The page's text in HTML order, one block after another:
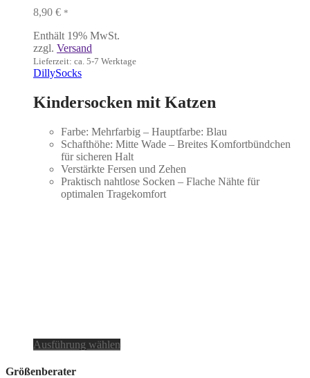
8,90 € *
Enthält 19% MwSt.
zzgl. Versand
Lieferzeit: ca. 5-7 Werktage
DillySocks
Kindersocken mit Katzen
Farbe: Mehrfarbig – Hauptfarbe: Blau
Schafthöhe: Mitte Wade – Breites Komfortbündchen
für sicheren Halt
Verstärkte Fersen und Zehen
Praktisch nahtlose Socken – Flache Nähte für
optimalen Tragekomfort
Ausführung wählen
Größenberater